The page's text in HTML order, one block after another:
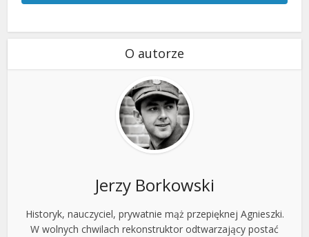
O autorze
Jerzy Borkowski
Historyk, nauczyciel, prywatnie mąż przepięknej Agnieszki.
W wolnych chwilach rekonstruktor odtwarzający postać